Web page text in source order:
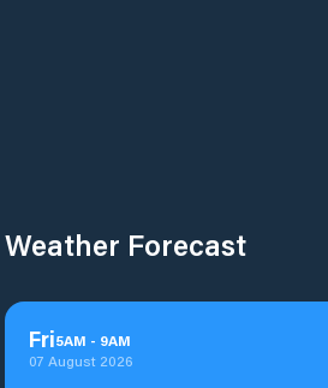
Weather Forecast
Fri5AM - 9AM
07 August 2026